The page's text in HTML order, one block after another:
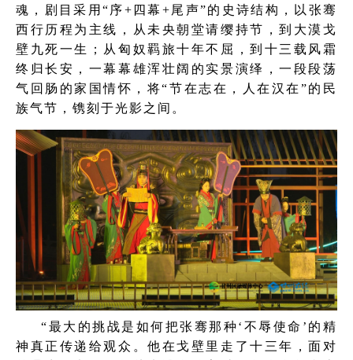
魂，剧目采用“序+四幕+尾声”的史诗结构，以张骞
西行历程为主线，从未央朝堂请缨持节，到大漠戈
壁九死一生；从匈奴羁旅十年不屈，到十三载风霜
终归长安，一幕幕雄浑壮阔的实景演绎，一段段荡
气回肠的家国情怀，将“节在志在，人在汉在”的民
族气节，镌刻于光影之间。
“最大的挑战是如何把张骞那种‘不辱使命’的精
神真正传递给观众。他在戈壁里走了十三年，面对